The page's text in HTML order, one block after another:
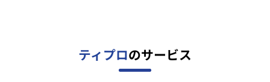
ティプロのサービス